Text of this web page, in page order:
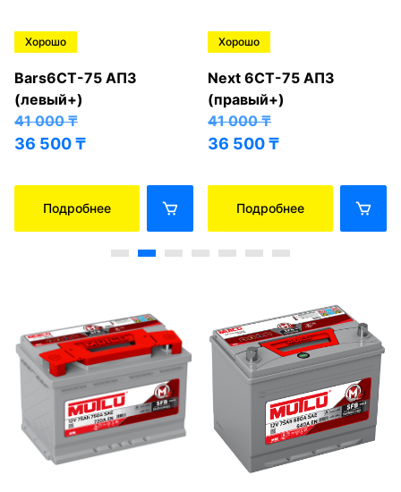
Хорошо
Bars6СТ-75 АПЗ
(левый+)
41 000₸
36 500₸
Подробнее
Хорошо
Next 6СТ-75 АПЗ
(правый+)
41 000₸
36 500₸
Подробнее